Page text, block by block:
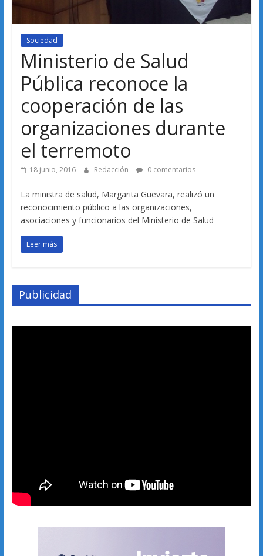
Sociedad
Ministerio de Salud
Pública reconoce la
cooperación de las
organizaciones durante
el terremoto
18 junio, 2016 Redacción 0 comentarios
La ministra de salud, Margarita Guevara, realizó un
reconocimiento público a las organizaciones,
asociaciones y funcionarios del Ministerio de Salud
Leer más
Publicidad